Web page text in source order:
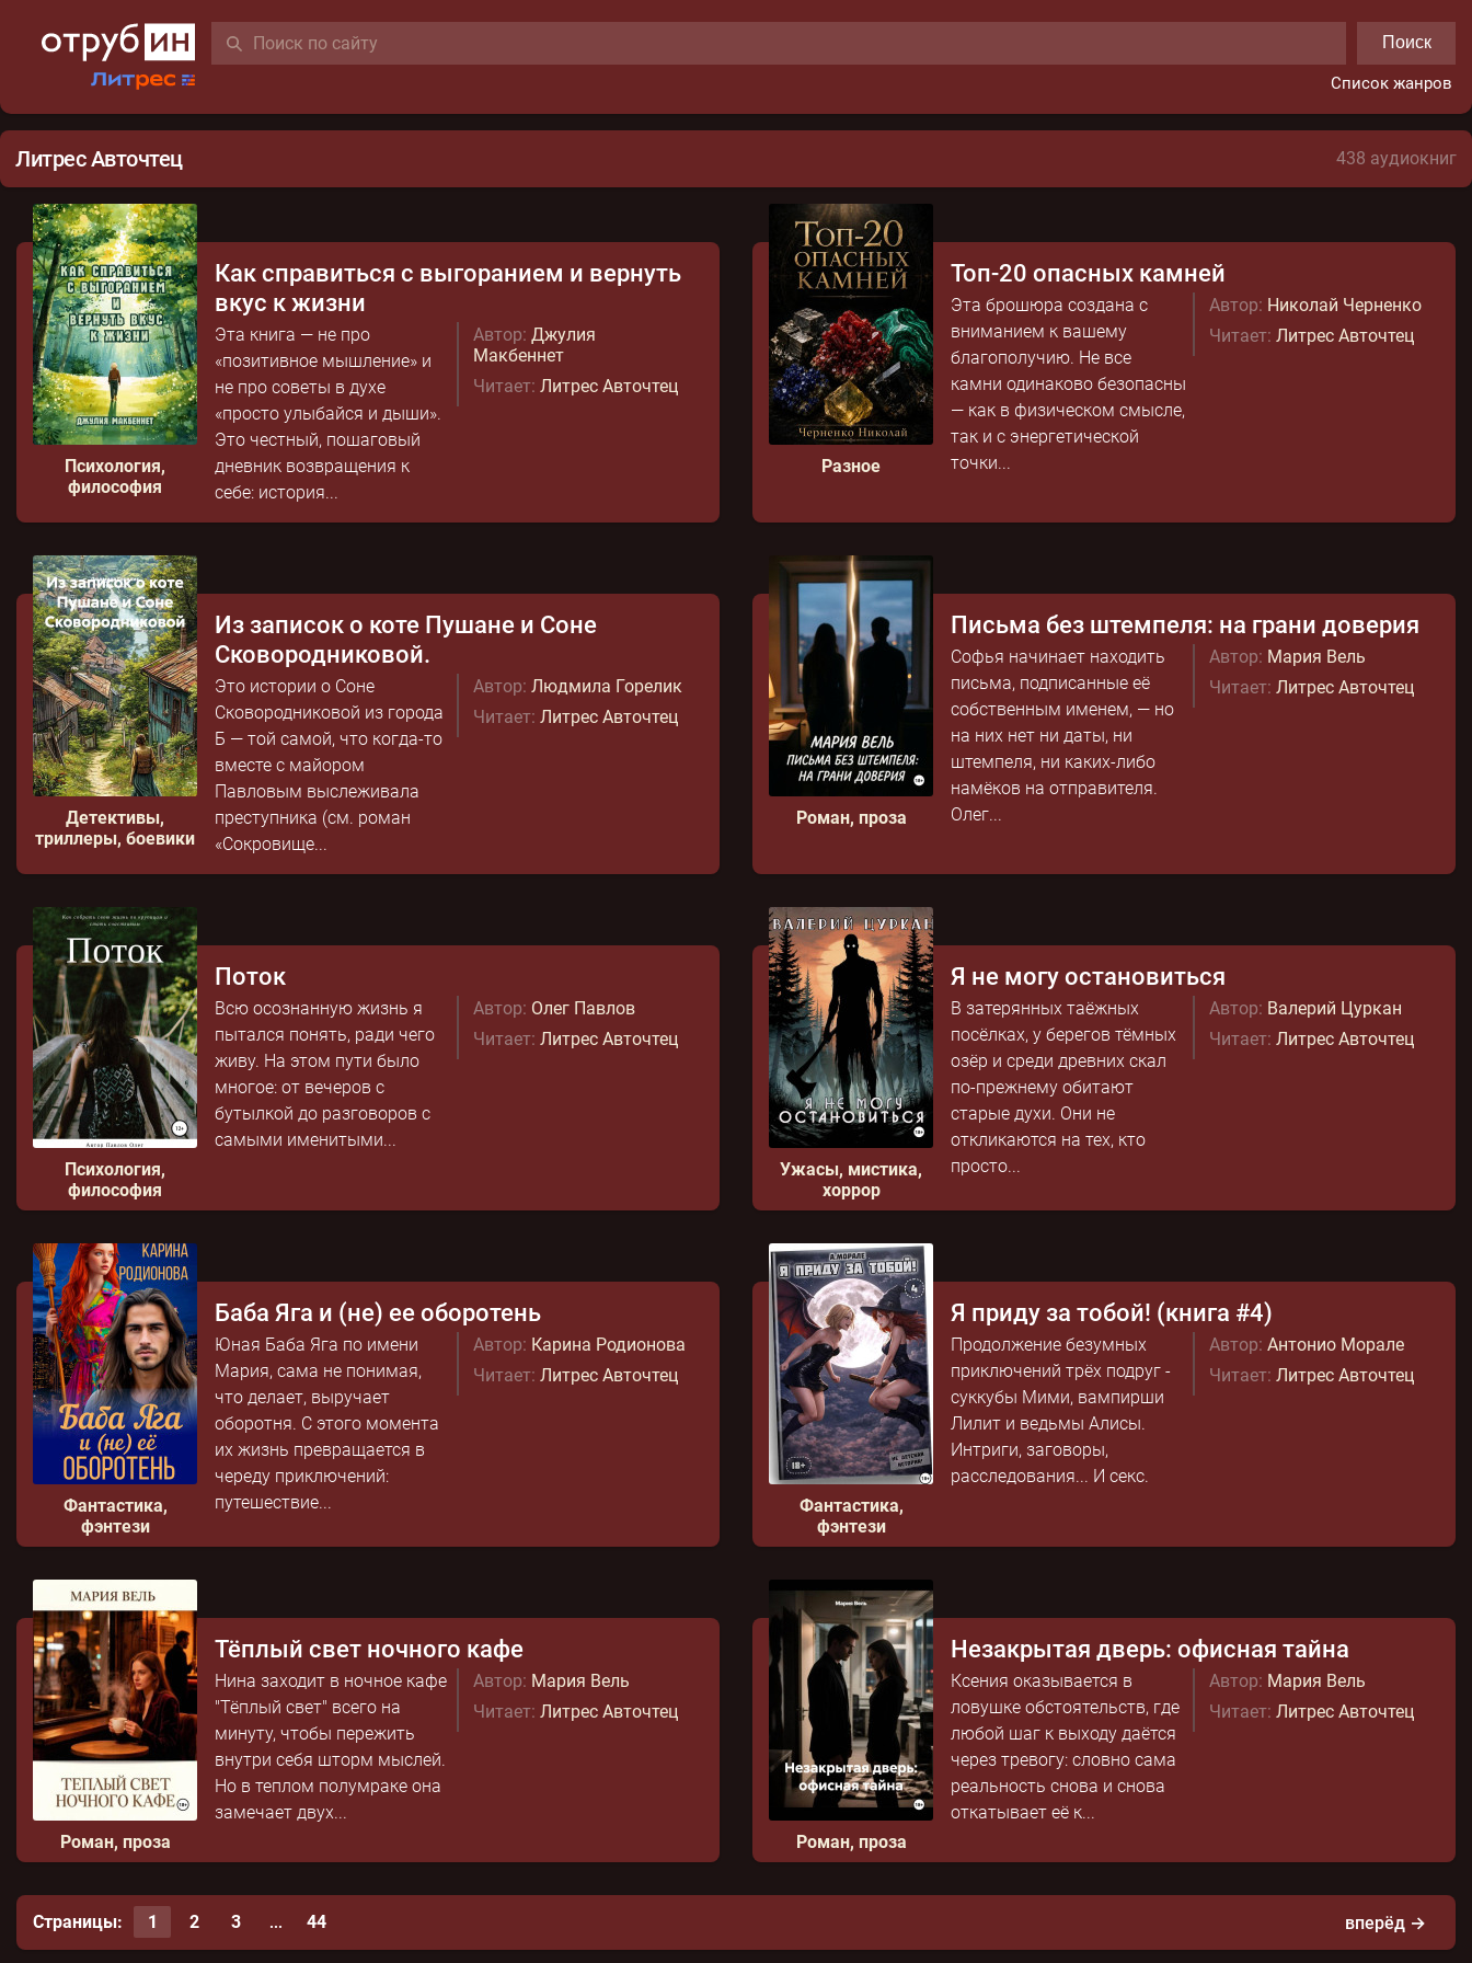
Поиск
Список жанров
Литрес Авточтец 438 аудиокниг
Психология,
философия
Как справиться с выгоранием и вернуть
вкус к жизни
Автор: Джулия
Макбеннет
Читает: Литрес Авточтец
Эта книга — не про
«позитивное мышление» и
не про советы в духе
«просто улыбайся и дыши».
Это честный, пошаговый
дневник возвращения к
себе: история...
Разное
Топ-20 опасных камней
Автор: Николай Черненко
Читает: Литрес Авточтец
Эта брошюра создана с
вниманием к вашему
благополучию. Не все
камни одинаково безопасны
— как в физическом смысле,
так и с энергетической
точки...
Детективы,
триллеры, боевики
Из записок о коте Пушане и Соне
Сковородниковой.
Автор: Людмила Горелик
Читает: Литрес Авточтец
Это истории о Соне
Сковородниковой из города
Б — той самой, что когда-то
вместе с майором
Павловым выслеживала
преступника (см. роман
«Сокровище...
Роман, проза
Письма без штемпеля: на грани доверия
Автор: Мария Вель
Читает: Литрес Авточтец
Софья начинает находить
письма, подписанные её
собственным именем, — но
на них нет ни даты, ни
штемпеля, ни каких-либо
намёков на отправителя.
Олег...
Психология,
философия
Поток
Автор: Олег Павлов
Читает: Литрес Авточтец
Всю осознанную жизнь я
пытался понять, ради чего
живу. На этом пути было
многое: от вечеров с
бутылкой до разговоров с
самыми именитыми...
Ужасы, мистика,
хоррор
Я не могу остановиться
Автор: Валерий Цуркан
Читает: Литрес Авточтец
В затерянных таёжных
посёлках, у берегов тёмных
озёр и среди древних скал
по-прежнему обитают
старые духи. Они не
откликаются на тех, кто
просто...
Фантастика,
фэнтези
Баба Яга и (не) ее оборотень
Автор: Карина Родионова
Читает: Литрес Авточтец
Юная Баба Яга по имени
Мария, сама не понимая,
что делает, выручает
оборотня. С этого момента
их жизнь превращается в
череду приключений:
путешествие...
Фантастика,
фэнтези
Я приду за тобой! (книга #4)
Автор: Антонио Морале
Читает: Литрес Авточтец
Продолжение безумных
приключений трёх подруг -
суккубы Мими, вампирши
Лилит и ведьмы Алисы.
Интриги, заговоры,
расследования... И секс.
Роман, проза
Тёплый свет ночного кафе
Автор: Мария Вель
Читает: Литрес Авточтец
Нина заходит в ночное кафе
"Тёплый свет" всего на
минуту, чтобы пережить
внутри себя шторм мыслей.
Но в теплом полумраке она
замечает двух...
Роман, проза
Незакрытая дверь: офисная тайна
Автор: Мария Вель
Читает: Литрес Авточтец
Ксения оказывается в
ловушке обстоятельств, где
любой шаг к выходу даётся
через тревогу: словно сама
реальность снова и снова
откатывает её к...
вперёд →
Страницы: 1 2 3 ... 44